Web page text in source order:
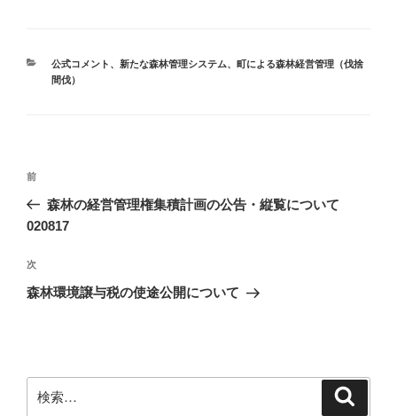
カ
テ
公式コメント 、 新たな森林管理システム、 町による森林経営管理（伐捨
間伐）
投
ナ
ゲ
ー
前
の
投
前
森林の経営管理権集積計画の公告・縦覧について
020817
次
の
次
森林環境譲与税の使途公開について
索: